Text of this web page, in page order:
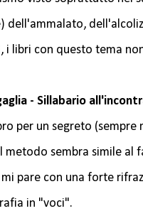
dell'ammalato,
i libri con questo tema
- Sillabario
per un segreto
metodo sembra simile al
mi pare con una forte
in "voci".